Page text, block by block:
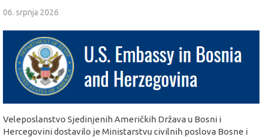
06. srpnja 2026
Veleposlanstvo Sjedinjenih Američkih Država u Bosni i
Hercegovini dostavilo je Ministarstvu civilnih poslova Bosne i